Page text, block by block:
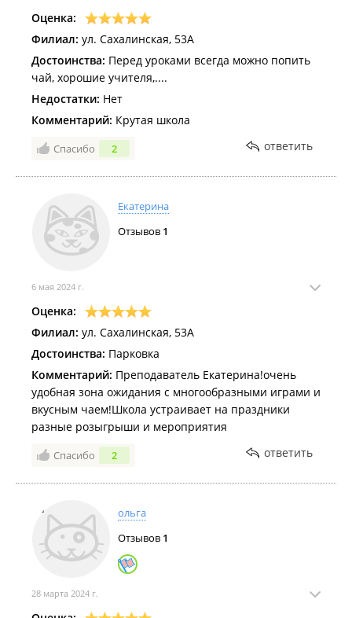
Оценка:
Филиал: ул. Сахалинская, 53А
Достоинства: Перед уроками всегда можно попить
чай, хорошие учителя,....
Недостатки: Нет
Комментарий: Крутая школа
Спасибо 2 ответить
Екатерина
Отзывов 1
6 мая 2024 г.
Оценка:
Филиал: ул. Сахалинская, 53А
Достоинства: Парковка
Комментарий: Преподаватель Екатерина!очень
удобная зона ожидания с многообразными играми и
вкусным чаем!Школа устраивает на праздники
разные розыгрыши и мероприятия
Спасибо 2 ответить
ольга
Отзывов 1
28 марта 2024 г.